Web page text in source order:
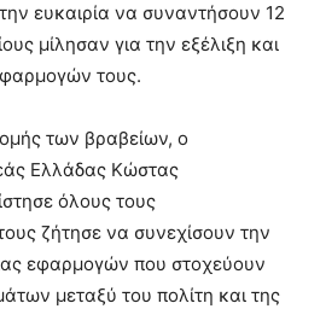
ευκαιρία να συναντήσουν 12
μίλησαν για την εξέλιξη και
τους.
των βραβείων, ο
Ελλάδας Κώστας
όλους τους
ζήτησε να συνεχίσουν την
εφαρμογών που στοχεύουν
μεταξύ του πολίτη και της